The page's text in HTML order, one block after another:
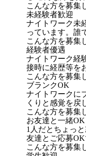
こんな方を募集
未経験者歓迎
ナイトワーク未
っています。誰
こんな方を募集
経験者優遇
ナイトワーク経
接時に経歴等を
こんな方を募集
ブランクOK
ナイトワークに
くりと感覚を戻
こんな方を募集
お友達と一緒OK
1人だとちょっ
友達とご応募OK
こんな方を募集